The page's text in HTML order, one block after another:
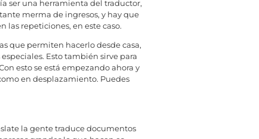
ser una herramienta del traductor,
merma de ingresos, y hay que
las repeticiones, en este caso.
que permiten hacerlo desde casa,
Esto también sirve para
esto se está empezando ahora y
en desplazamiento. Puedes
la gente traduce documentos